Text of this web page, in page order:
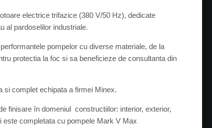
electrice trifazice (380 V/50 Hz), dedicate
al pardoselilor industriale.
pompelor cu diverse materiale, de la
protectia la foc si sa beneficieze de consultanta din
si complet echipata a firmei Minex.
finisare în domeniul constructiilor: interior, exterior,
este completata cu pompele Mark V Max